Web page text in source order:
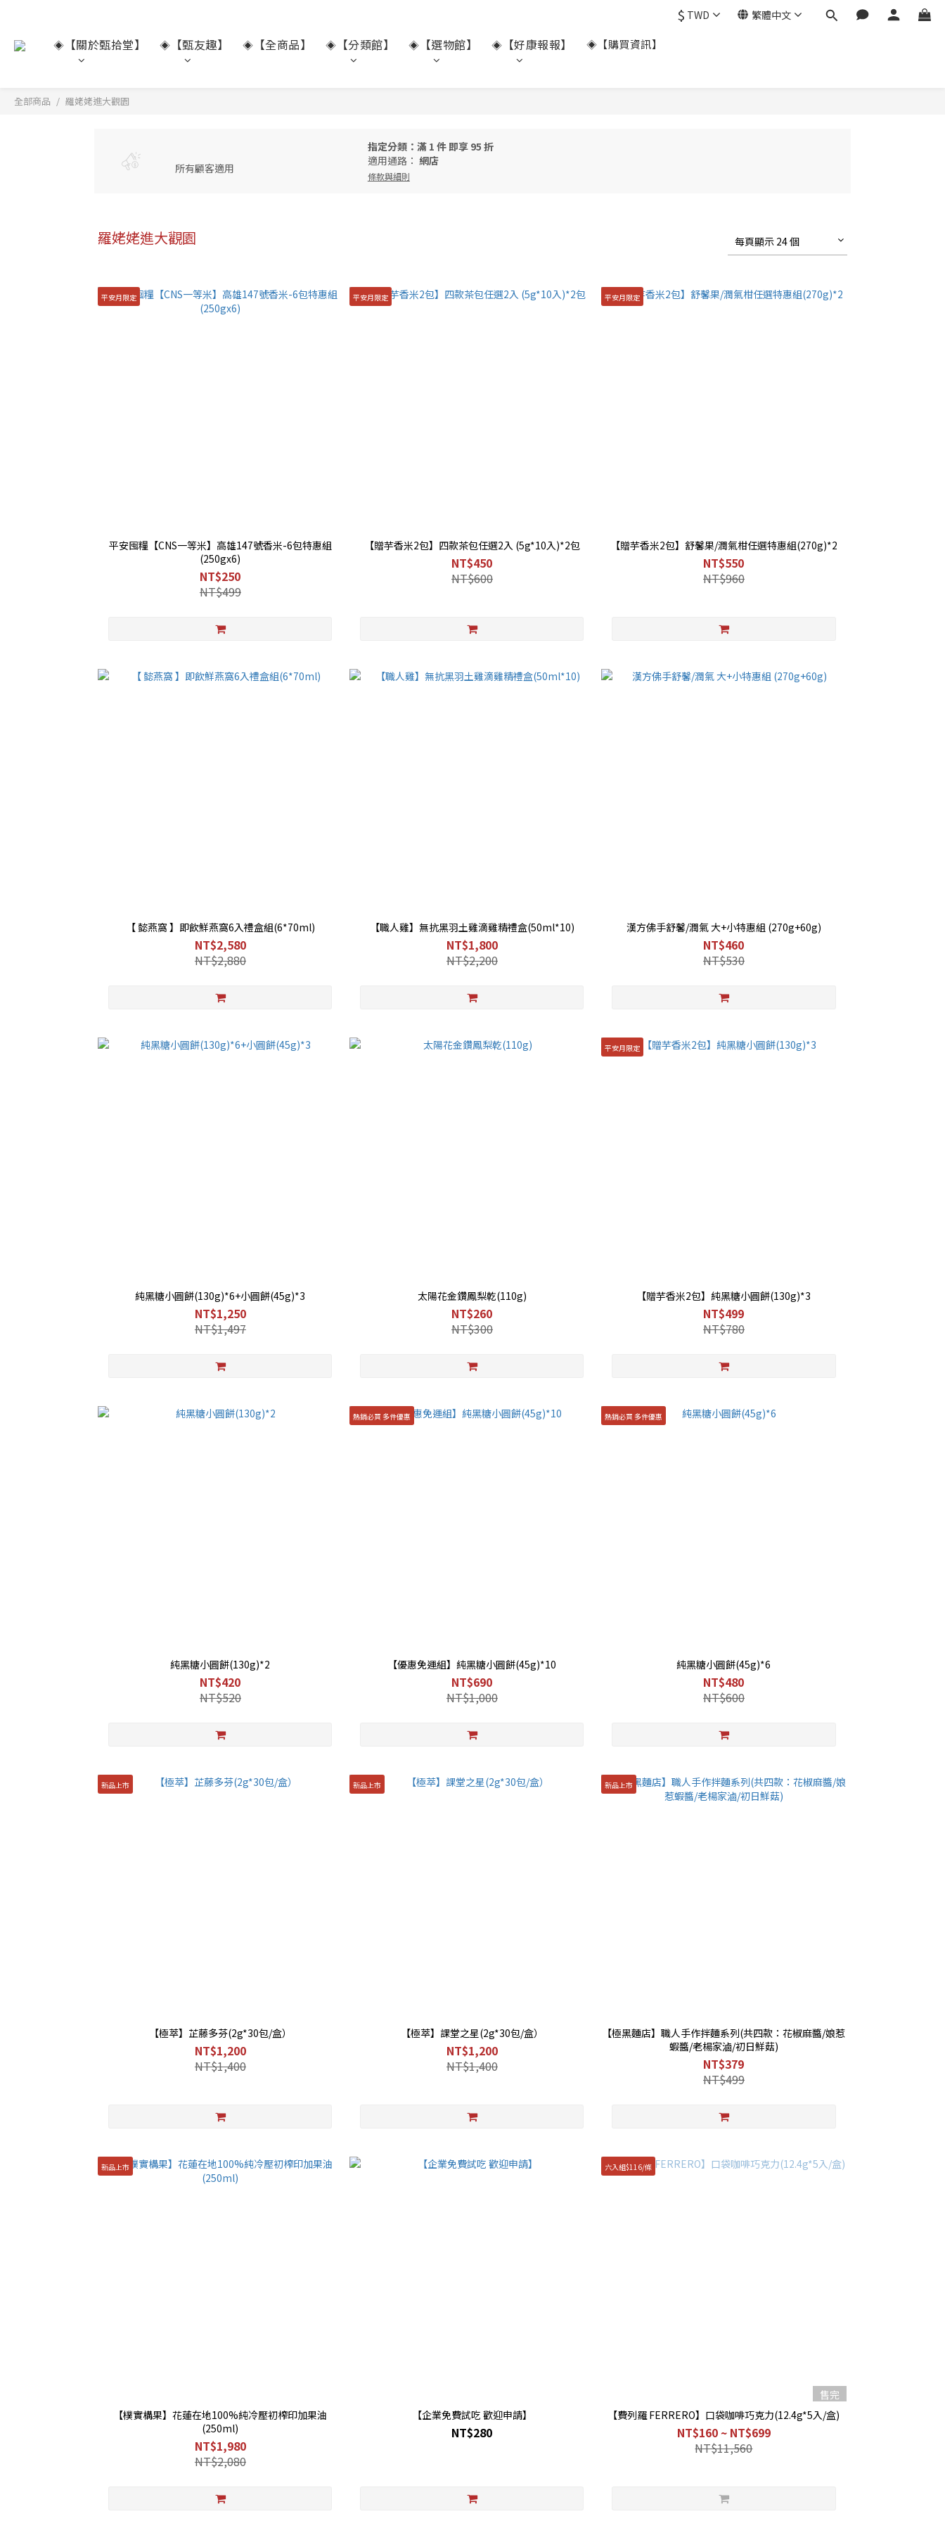
$ TWD 繁體中文
◈ 【關於甄拾堂】 ◈ 【甄友趣】 ◈ 【全商品】 ◈ 【分類館】 ◈ 【選物館】 ◈ 【好康報報】 ◈【購買資訊】
全部商品 羅姥姥進大觀園
所有顧客適用
指定分類：滿 1 件 即享 95 折
適用通路： 網店
條款與細則
羅姥姥進大觀園 每頁顯示 24 個
平安月限定
平安囤糧【CNS一等米】高雄147號香米-6包特惠組
(250gx6)
NT$250
NT$499
平安月限定
【贈芋香米2包】四款茶包任選2入 (5g*10入)*2包
NT$450
NT$600
平安月限定
【贈芋香米2包】舒馨果/潤氣柑任選特惠組(270g)*2
NT$550
NT$960
【 懿燕窩 】即飲鮮燕窩6入禮盒組(6*70ml)
NT$2,580
NT$2,880
【職人雞】無抗黑羽土雞滴雞精禮盒(50ml*10)
NT$1,800
NT$2,200
漢方佛手舒馨/潤氣 大+小特惠組 (270g+60g)
NT$460
NT$530
純黑糖小圓餅(130g)*6+小圓餅(45g)*3
NT$1,250
NT$1,497
太陽花金鑽鳳梨乾(110g)
NT$260
NT$300
平安月限定
【贈芋香米2包】純黑糖小圓餅(130g)*3
NT$499
NT$780
純黑糖小圓餅(130g)*2
NT$420
NT$520
熱銷必買 多件優惠
【優惠免運組】純黑糖小圓餅(45g)*10
NT$690
NT$1,000
熱銷必買 多件優惠
純黑糖小圓餅(45g)*6
NT$480
NT$600
新品上市
【極萃】芷藤多芬(2g*30包/盒）
NT$1,200
NT$1,400
新品上市
【極萃】課堂之星(2g*30包/盒）
NT$1,200
NT$1,400
新品上市
【極黑麵店】職人手作拌麵系列(共四款：花椒麻醬/娘惹
蝦醬/老楊家滷/初日鮮菇)
NT$379
NT$499
新品上市
【樸實構果】花蓮在地100%純冷壓初榨印加果油
(250ml)
NT$1,980
NT$2,080
【企業免費試吃 歡迎申請】
NT$280
六入組$116/條
售完
【費列羅 FERRERO】口袋咖啡巧克力(12.4g*5入/盒)
NT$160 ~ NT$699
NT$11,560